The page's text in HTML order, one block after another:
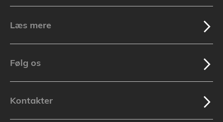
Læs mere
Følg os
Kontakter